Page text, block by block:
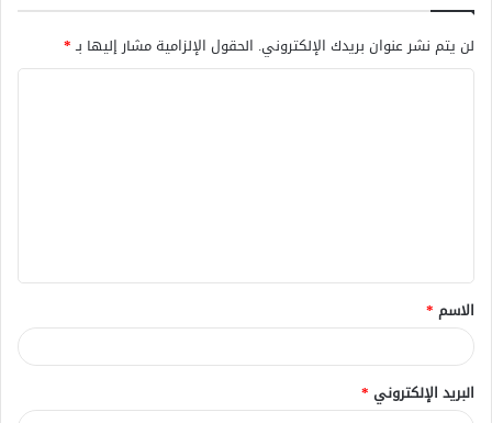
لن يتم نشر عنوان بريدك الإلكتروني. الحقول الإلزامية مشار إليها بـ*
ق
*
الاسم *
البريد الإلكتروني *